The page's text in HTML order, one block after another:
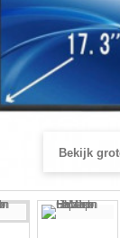
Bekijk